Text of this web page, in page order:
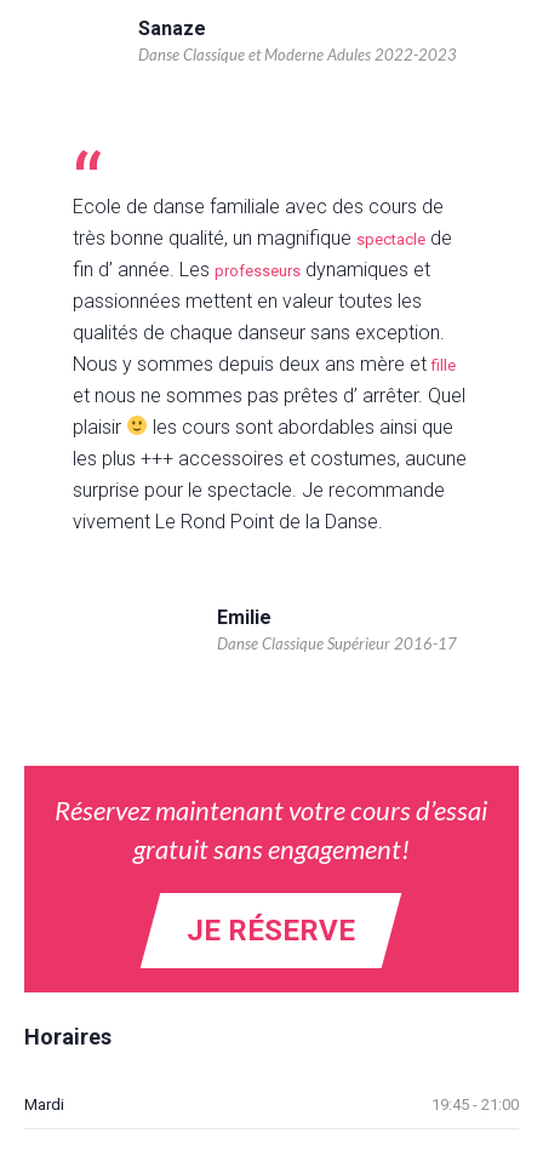
Sanaze
Danse Classique et Moderne Adules 2022-2023
Ecole de danse familiale avec des cours de
très bonne qualité, un magnifique spectacle de
fin d’ année. Lesprofesseurs dynamiques et
passionnées mettent en valeur toutes les
qualités de chaque danseur sans exception.
Nous y sommes depuis deux ans mère etfille
et nous ne sommes pas prêtes d’ arrêter. Quel
plaisir
les cours sont abordables ainsi que
les plus +++ accessoires et costumes, aucune
surprise pour le spectacle. Je recommande
vivement Le Rond Point de la Danse.
Emilie
Danse Classique Supérieur 2016-17
Réservez maintenant votre cours d’essai
gratuit sans engagement!
JE RÉSERVE
Horaires
Mardi 19:45 - 21:00